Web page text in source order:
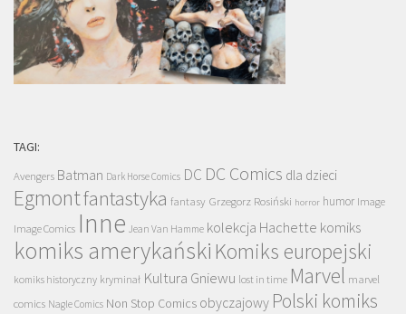
TAGI:
Avengers Batman Dark Horse Comics DC DC Comics dla dzieci
Egmontfantastyka fantasy Grzegorz Rosiński horror humor Image
Image Comics Inne Jean Van Hamme kolekcja Hachette komiks
komiks amerykański Komiks europejski
komiks historyczny kryminał Kultura Gniewu lost in time Marvel marvel
comics Nagle Comics Non Stop Comics obyczajowy Polski komiks